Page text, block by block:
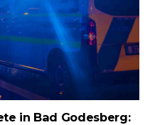
in Bad Godesberg: